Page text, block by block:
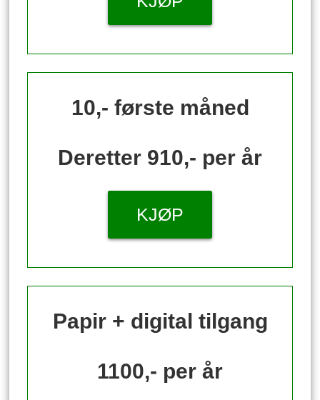
10,- første måned
Deretter 910,- per år
KJØP
Papir + digital tilgang
1100,- per år